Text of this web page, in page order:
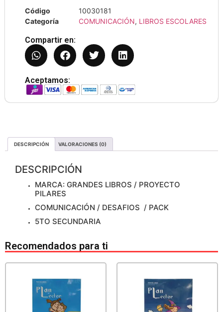
Código
10030181
Categoría
COMUNICACIÓN, LIBROS ESCOLARES
Compartir en:
Aceptamos:
DESCRIPCIÓN VALORACIONES (0)
DESCRIPCIÓN
MARCA: GRANDES LIBROS / PROYECTO
PILARES
COMUNICACIÓN / DESAFIOS / PACK
5TO SECUNDARIA
Recomendados para ti